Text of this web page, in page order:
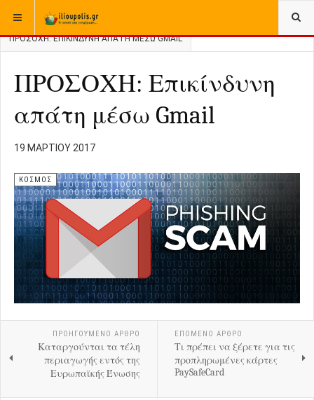
ΒΡΊΣΚΕΣΤΕ ΕΔΏ: ΑΡΧΙΚΉ
ΠΡΟΣΟΧΗ: ΕΠΙΚΊΝΔΥΝΗ ΑΠΆΤΗ ΜΈΣΩ GMAIL
ΠΡΟΣΟΧΗ: Επικίνδυνη
απάτη μέσω Gmail
19 ΜΑΡΤΊΟΥ 2017
ΚΟΣΜΟΣ
ΠΡΟΗΓΟΎΜΕΝΟ ΑΡΘΡΟ
Καταργούνται τα τέλη
περιαγωγής εντός της
Ευρωπαϊκής Ένωσης
ΕΠΟΜΕΝΟ ΑΡΘΡΟ
Τι πρέπει να ξέρετε για τις
προπληρωμένες κάρτες
PaySafeCard